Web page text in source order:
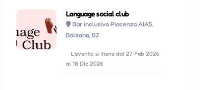
Ven 28 Agosto, 2026 10:30-14:00 |
Sab 29 Agosto, 2026 10:30-14:00 |
Language social club
Bar inclusivo Piacenza AIAS,
Bolzano, BZ
L'evento si tiene dal 27 Feb 2026
al 18 Dic 2026